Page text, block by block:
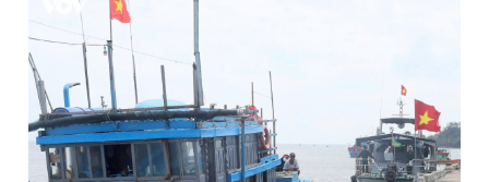
Kinh tế
Thị trường